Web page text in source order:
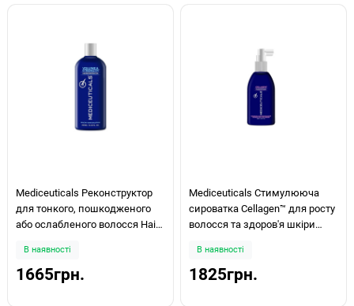
Mediceuticals Реконструктор
для тонкого, пошкодженого
або ослабленого волосся Hair
250мл
В наявності
1665грн.
Mediceuticals Стимулююча
сироватка Cellagen™ для росту
волосся та здоров'я шкіри
125мл
В наявності
1825грн.